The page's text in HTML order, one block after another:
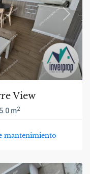
Next
View
m2
mantenimiento